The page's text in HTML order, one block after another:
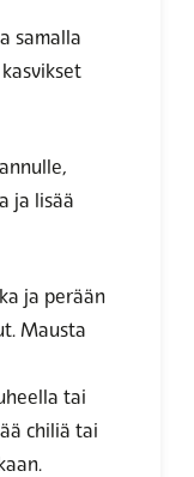
samalla
ja lisää
ja perään
Mausta
tai
chiliä tai